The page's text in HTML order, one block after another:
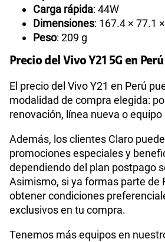
Carga rápida: 44W
Dimensiones: 167.4 × 77.1
Peso: 209 g
Precio del Vivo Y21 5G en Perú
El precio del Vivo Y21 en Perú
modalidad de compra elegida:
renovación, línea nueva o equipo
Además, los clientes Claro
promociones especiales y
dependiendo del plan postpago
Asimismo, si ya formas parte de
obtener condiciones
exclusivos en tu compra.
Tenemos más equipos en